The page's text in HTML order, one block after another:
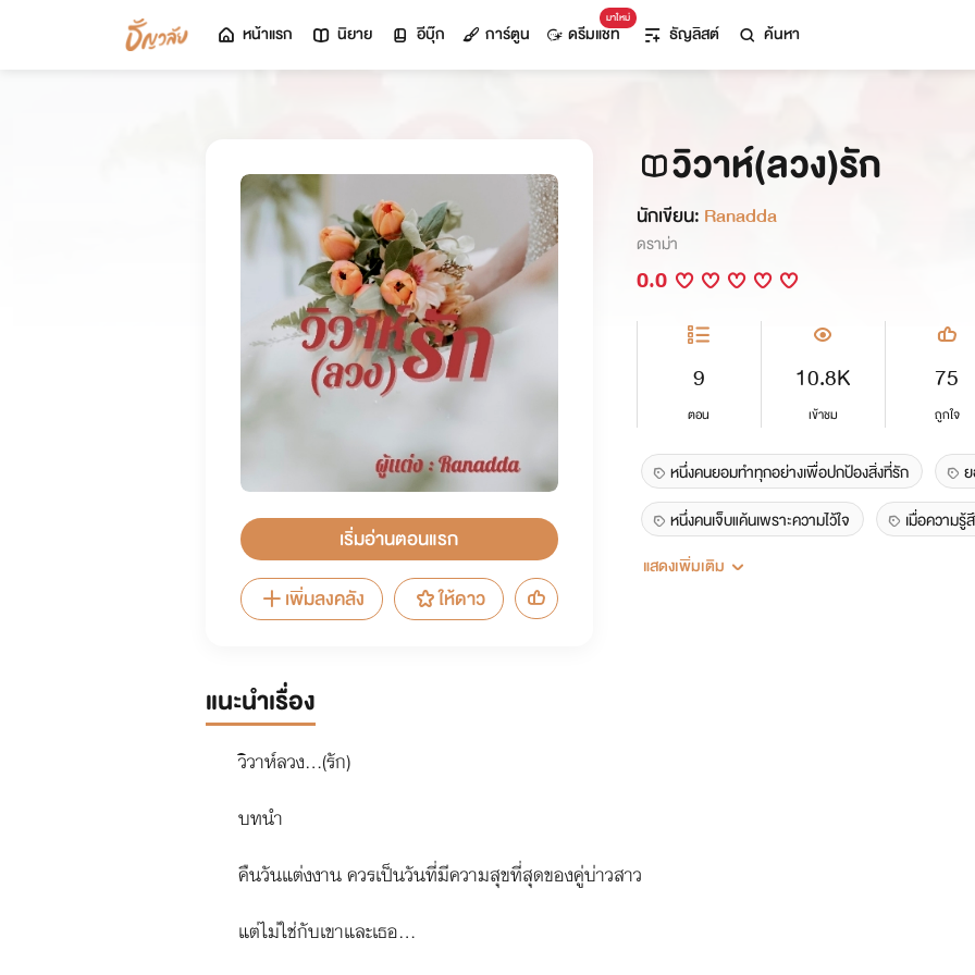
หน้าแรก นิยาย อีบุ๊ก การ์ตูน
มาใหม่
ดรีมแชท ธัญลิสต์ ค้นหา
เริ่มอ่านตอนแรก
เพิ่มลงคลัง
ให้ดาว
วิวาห์(ลวง)รัก
นักเขียน: Ranadda
ดราม่า
0.0
9
ตอน
10.8K
เข้าชม
75
ถูกใจ
หนึ่งคนยอมทำทุกอย่างเพื่อปกป้องสิ่งที่รัก
หนึ่งคนเจ็บแค้นเพราะความไว้ใจ
เมื่อความ
คนต้นเหตุก็ต้องถูกทำร้ายเช่นเดียวกัน
แสดงเพิ่มเติม
แนะนำเรื่อง
วิวาห์ลวง...(รัก)
บทนำ
คืนวันแต่งงาน ควรเป็นวันที่มีความสุขที่สุดของคู่บ่าวสาว
แต่ไม่ใช่กับเขาและเธอ...